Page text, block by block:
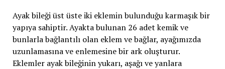
Ayak bileği üst üste iki eklemin bulunduğu karmaşık bir
yapıya sahiptir. Ayakta bulunan 26 adet kemik ve
bunlarla bağlantılı olan eklem ve bağlar, ayağımızda
uzunlamasına ve enlemesine bir ark oluşturur.
Eklemler ayak bileğinin yukarı, aşağı ve yanlara